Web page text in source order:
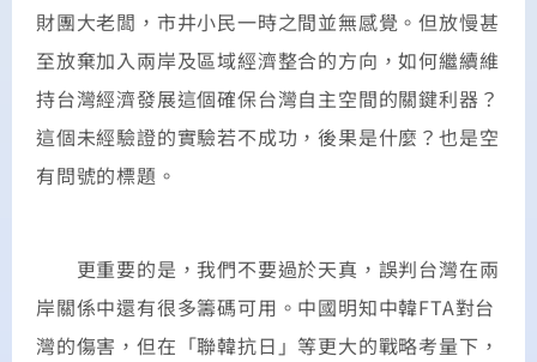
財團大老闆，市井小民一時之間並無感覺。但放慢甚
至放棄加入兩岸及區域經濟整合的方向，如何繼續維
持台灣經濟發展這個確保台灣自主空間的關鍵利器？
這個未經驗證的實驗若不成功，後果是什麼？也是空
有問號的標題。
更重要的是，我們不要過於天真，誤判台灣在兩
岸關係中還有很多籌碼可用。中國明知中韓FTA對台
灣的傷害，但在「聯韓抗日」等更大的戰略考量下，